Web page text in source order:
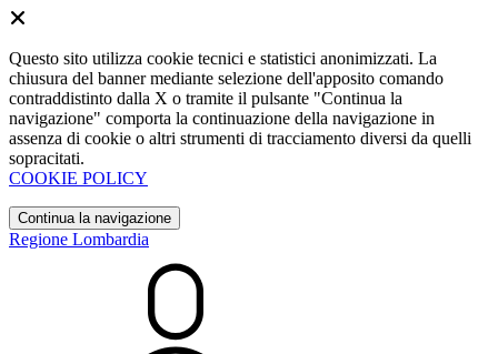
Questo sito utilizza cookie tecnici e statistici anonimizzati. La
chiusura del banner mediante selezione dell'apposito comando
contraddistinto dalla X o tramite il pulsante "Continua la
navigazione" comporta la continuazione della navigazione in
assenza di cookie o altri strumenti di tracciamento diversi da quelli
sopracitati.
COOKIE POLICY
Continua la navigazione
Regione Lombardia